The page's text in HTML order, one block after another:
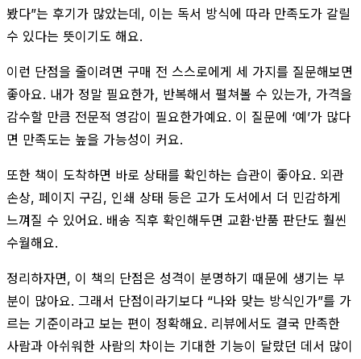
봤다”는 후기가 많았는데, 이는 독서 방식에 따라 만족도가 갈릴
수 있다는 뜻이기도 해요.
이런 단점을 줄이려면 구매 전 스스로에게 세 가지를 질문해보면
좋아요. 내가 정말 필요한가, 반복해서 펼쳐볼 수 있는가, 가격을
감수할 만큼 전문적 영감이 필요한가예요. 이 질문에 ‘예’가 많다
면 만족도는 높을 가능성이 커요.
또한 책이 도착하면 바로 상태를 확인하는 습관이 좋아요. 외관
손상, 페이지 구김, 인쇄 상태 등은 고가 도서에서 더 민감하게
느껴질 수 있어요. 배송 직후 확인해두면 교환·반품 판단도 훨씬
수월해요.
정리하자면, 이 책의 단점은 성격이 분명하기 때문에 생기는 부
분이 많아요. 그래서 단점이라기보다 “나와 맞는 방식인가”를 가
르는 기준이라고 보는 편이 정확해요. 리뷰에서도 결국 만족한
사람과 아쉬워한 사람의 차이는 기대한 기능이 달랐던 데서 많이